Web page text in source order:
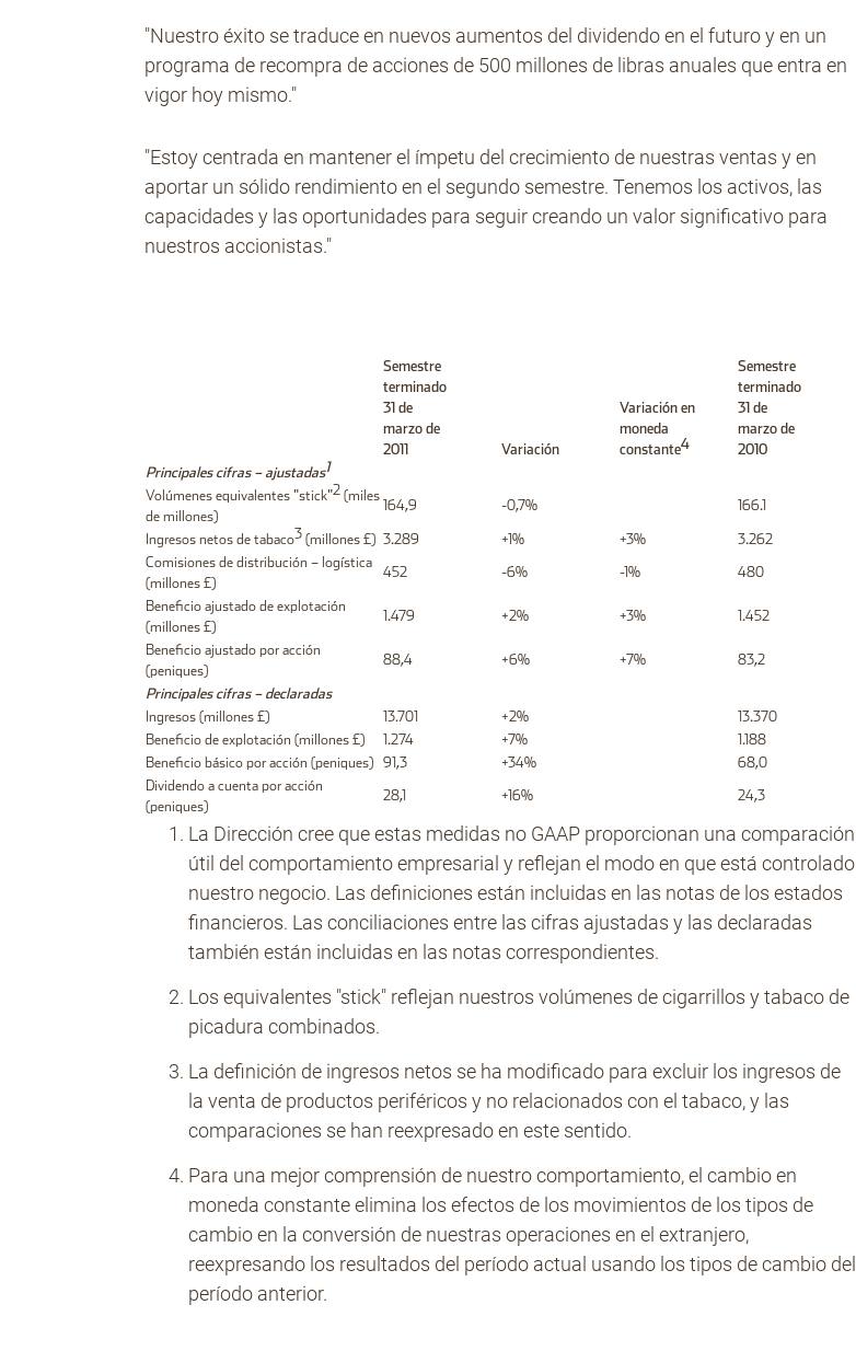
"Nuestro éxito se traduce en nuevos aumentos del dividendo en el futuro y en un
programa de recompra de acciones de 500 millones de libras anuales que entra en
vigor hoy mismo."
"Estoy centrada en mantener el ímpetu del crecimiento de nuestras ventas y en
aportar un sólido rendimiento en el segundo semestre. Tenemos los activos, las
capacidades y las oportunidades para seguir creando un valor significativo para
nuestros accionistas."
Semestre
terminado
31 de
marzo de
2011
Variación
Variación en
moneda
constante4
Semestre
terminado
31 de
marzo de
2010
Principales cifras – ajustadas1
Volúmenes equivalentes "stick"2 (miles
de millones)
164,9 -0,7% 166.1
Ingresos netos de tabaco3 (millones £) 3.289 +1% +3%
3.262
Comisiones de distribución – logística
(millones £)
452 -6% -1% 480
Beneficio ajustado de explotación
(millones £)
1.479 +2% +3% 1.452
Beneficio ajustado por acción
(peniques)
88,4 +6% +7% 83,2
Principales cifras – declaradas
Ingresos (millones £)
13.701 +2%
13.370
Beneficio de explotación (millones £)
1.274 +7%
1.188
Beneficio básico por acción (peniques)
91,3 +34%
68,0
Dividendo a cuenta por acción
(peniques)
28,1 +16% 24,3
La Dirección cree que estas medidas no GAAP proporcionan una comparación
útil del comportamiento empresarial y reflejan el modo en que está controlado
nuestro negocio. Las definiciones están incluidas en las notas de los estados
financieros. Las conciliaciones entre las cifras ajustadas y las declaradas
también están incluidas en las notas correspondientes.
Los equivalentes "stick" reflejan nuestros volúmenes de cigarrillos y tabaco de
picadura combinados.
La definición de ingresos netos se ha modificado para excluir los ingresos de
la venta de productos periféricos y no relacionados con el tabaco, y las
comparaciones se han reexpresado en este sentido.
Para una mejor comprensión de nuestro comportamiento, el cambio en
moneda constante elimina los efectos de los movimientos de los tipos de
cambio en la conversión de nuestras operaciones en el extranjero,
reexpresando los resultados del período actual usando los tipos de cambio del
período anterior.